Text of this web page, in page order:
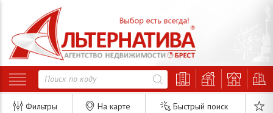
Фильтры На карте Быстрый поиск